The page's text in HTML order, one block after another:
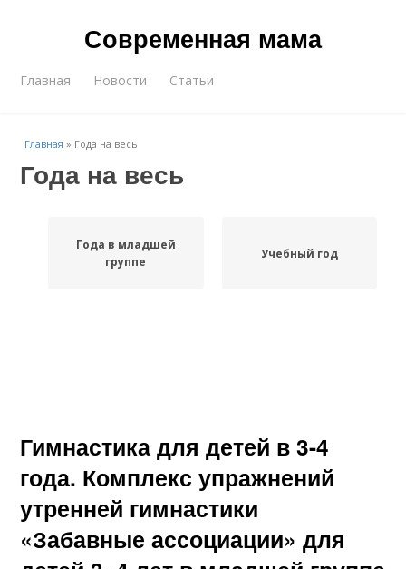
Современная мама
Главная Новости Статьи
Главная » Года на весь
Года на весь
Года в младшей
группе
Учебный год
Гимнастика для детей в 3-4
года. Комплекс упражнений
утренней гимнастики
«Забавные ассоциации» для